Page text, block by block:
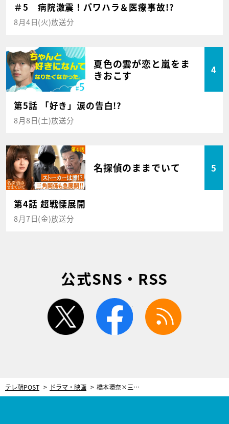
＃5 病院激震！パワハラ＆医療事故!?
8月4日(火)放送分
夏色の雲が恋と嵐をま
きおこす
4
第5話 「好き」涙の告白!?
8月8日(土)放送分
名探偵のままでいて 5
第4話 超戦慄展開
8月7日(金)放送分
公式SNS・RSS
twitter facebook
テレ朝POST ドラマ・映画 橋本環奈×三浦翔平、“最強バディ”の恋の行方にまさかの結末＜天久鷹央の推理カルテ＞